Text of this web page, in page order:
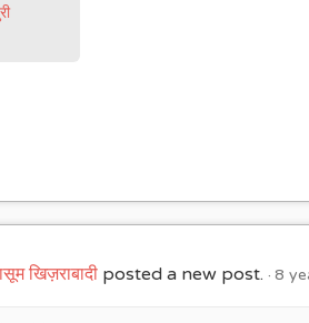
खिज़राबादी posted a new post. 8